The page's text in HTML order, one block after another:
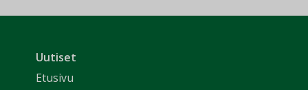
Uutiset
Etusivu